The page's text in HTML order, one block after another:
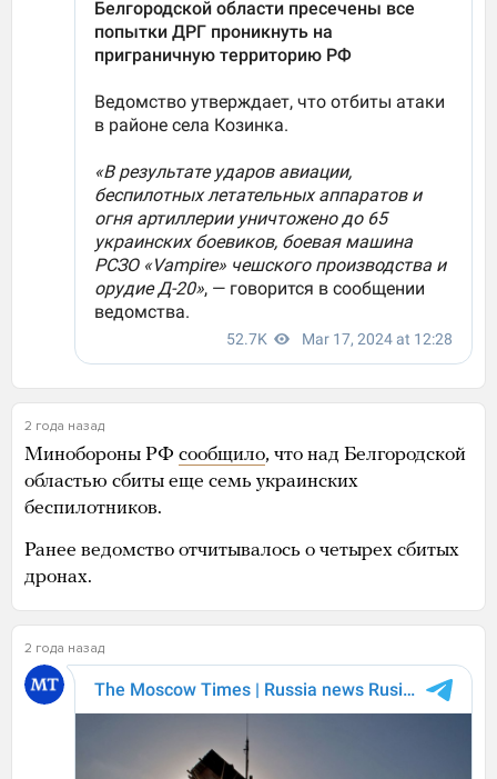
2 года назад
Минобороны РФ сообщило, что над Белгородской
областью сбиты еще семь украинских
беспилотников.
Ранее ведомство отчитывалось о четырех сбитых
дронах.
2 года назад